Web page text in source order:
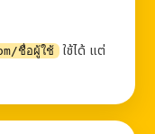
ชื่อผู้ใช้
ใช้ได้ แต่